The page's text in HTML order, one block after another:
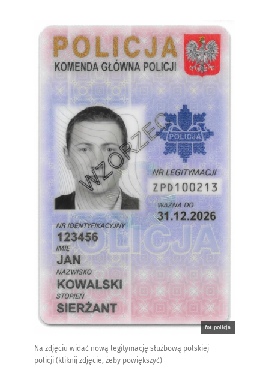
fot. policja
Na zdjęciu widać nową legitymację służbową polskiej
policji (kliknij zdjęcie, żeby powiększyć)